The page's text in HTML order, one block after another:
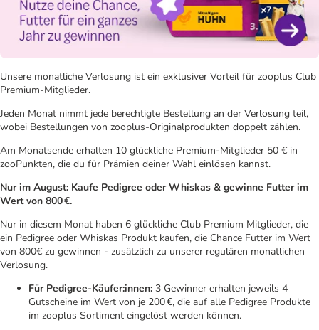
Unsere monatliche Verlosung ist ein exklusiver Vorteil für zooplus Club
Premium-Mitglieder.
Jeden Monat nimmt jede berechtigte Bestellung an der Verlosung teil,
wobei Bestellungen von zooplus-Originalprodukten doppelt zählen.
Am Monatsende erhalten 10 glückliche Premium-Mitglieder 50 € in
zooPunkten, die du für Prämien deiner Wahl einlösen kannst.
Nur im August: Kaufe Pedigree oder Whiskas & gewinne Futter im
Wert von 800 €.
Nur in diesem Monat haben 6 glückliche Club Premium Mitglieder, die
ein Pedigree oder Whiskas Produkt kaufen, die Chance Futter im Wert
von 800€ zu gewinnen - zusätzlich zu unserer regulären monatlichen
Verlosung.
Für Pedigree-Käufer:innen: 3 Gewinner erhalten jeweils 4
Gutscheine im Wert von je 200 €, die auf alle Pedigree Produkte
im zooplus Sortiment eingelöst werden können.